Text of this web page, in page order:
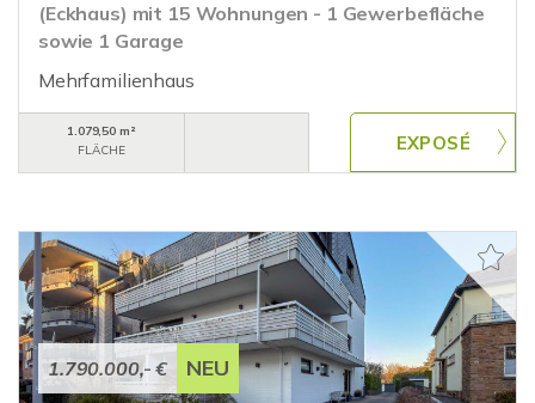
(Eckhaus) mit 15 Wohnungen - 1 Gewerbefläche
sowie 1 Garage
Mehrfamilienhaus
1.079,50 m²
FLÄCHE
1.790.000,- € NEU